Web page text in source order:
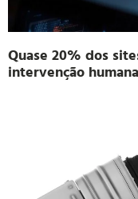
Quase 20% dos
intervenção humana